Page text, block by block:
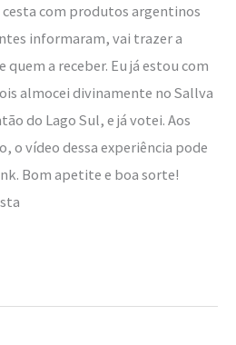
com produtos argentinos
informaram, vai trazer a
quem a receber. Eu já estou com
almocei divinamente no Sallva
do Lago Sul, e já votei. Aos
o vídeo dessa experiência pode
Bom apetite e boa sorte!